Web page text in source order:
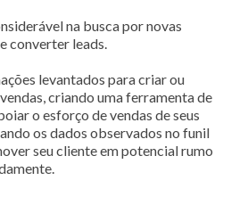
na busca por novas
converter leads.
levantados para criar ou
criando uma ferramenta de
o esforço de vendas de seus
os dados observados no funil
seu cliente em potencial rumo